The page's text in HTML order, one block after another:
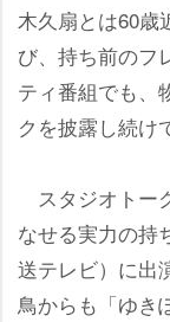
木久扇とは60歳
び、持ち前のフ
ティ番組でも、
クを披露し続け
スタジオトー
なせる実力の持
送テレビ）に出
鳥からも「ゆき